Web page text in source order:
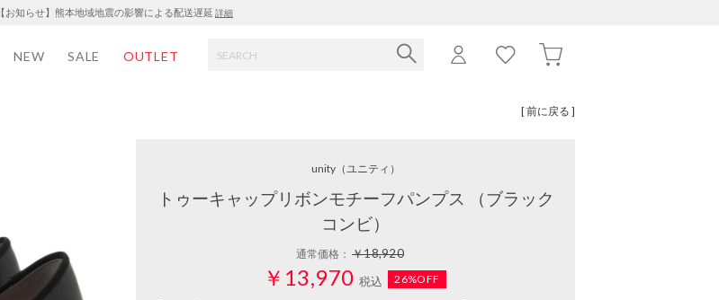
【お知らせ】熊本地域地震の影響による配送遅延 詳細
NEW SALE OUTLET
[ 前に戻る ]
unity（ユニティ）
トゥーキャップリボンモチーフパンプス （ブラック
コンビ）
通常価格：￥18,920
￥13,970 税込 26%OFF